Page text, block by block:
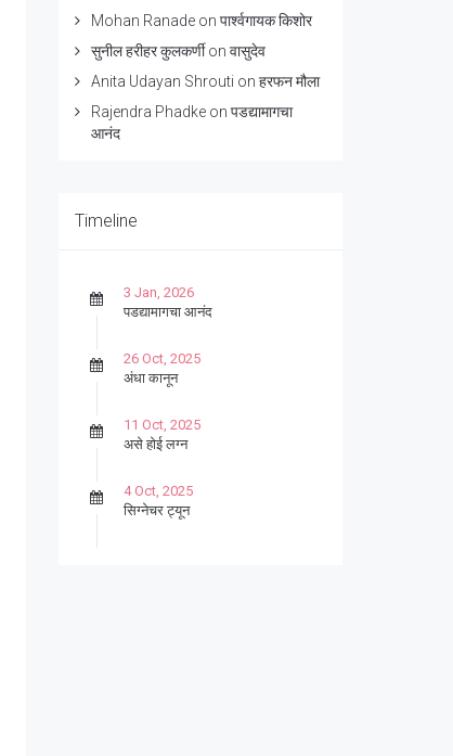
Mohan Ranadeon पार्श्वगायक किशोर
सुनील हरीहर कुलकर्णीon वासुदेव
Anita Udayan Shrouti on हरफन मौला
Rajendra Phadkeon पडद्यामागचा
आनंद
Timeline
3 Jan, 2026
पडद्यामागचा आनंद
26 Oct, 2025
अंधा कानून
11 Oct, 2025
असे होई लग्न
4 Oct, 2025
सिग्नेचर ट्यून